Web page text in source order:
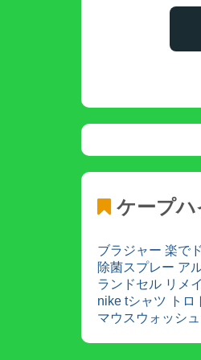
ケープ
ブラジャー 楽で
除菌スプレー ア
ランドセル リメ
nike tシャツ トロ
マウスウォッシ